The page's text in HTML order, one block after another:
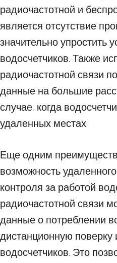
радиочастотной и
является отсутствие
значительно упростить
водосчетчиков. Также
радиочастотной связи
данные на большие
случае, когда
удаленных местах.
Еще одним
возможность
контроля за работой
радиочастотной связи
данные о потреблении
дистанционную поверку
водосчетчиков. Это